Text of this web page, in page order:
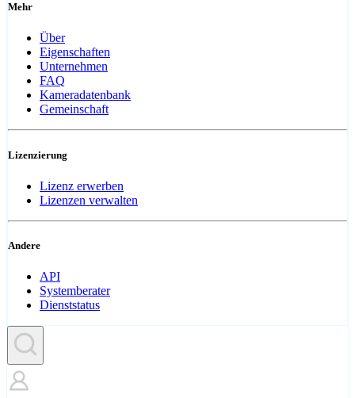
Mehr
Über
Eigenschaften
Unternehmen
FAQ
Kameradatenbank
Gemeinschaft
Lizenzierung
Lizenz erwerben
Lizenzen verwalten
Andere
API
Systemberater
Dienststatus